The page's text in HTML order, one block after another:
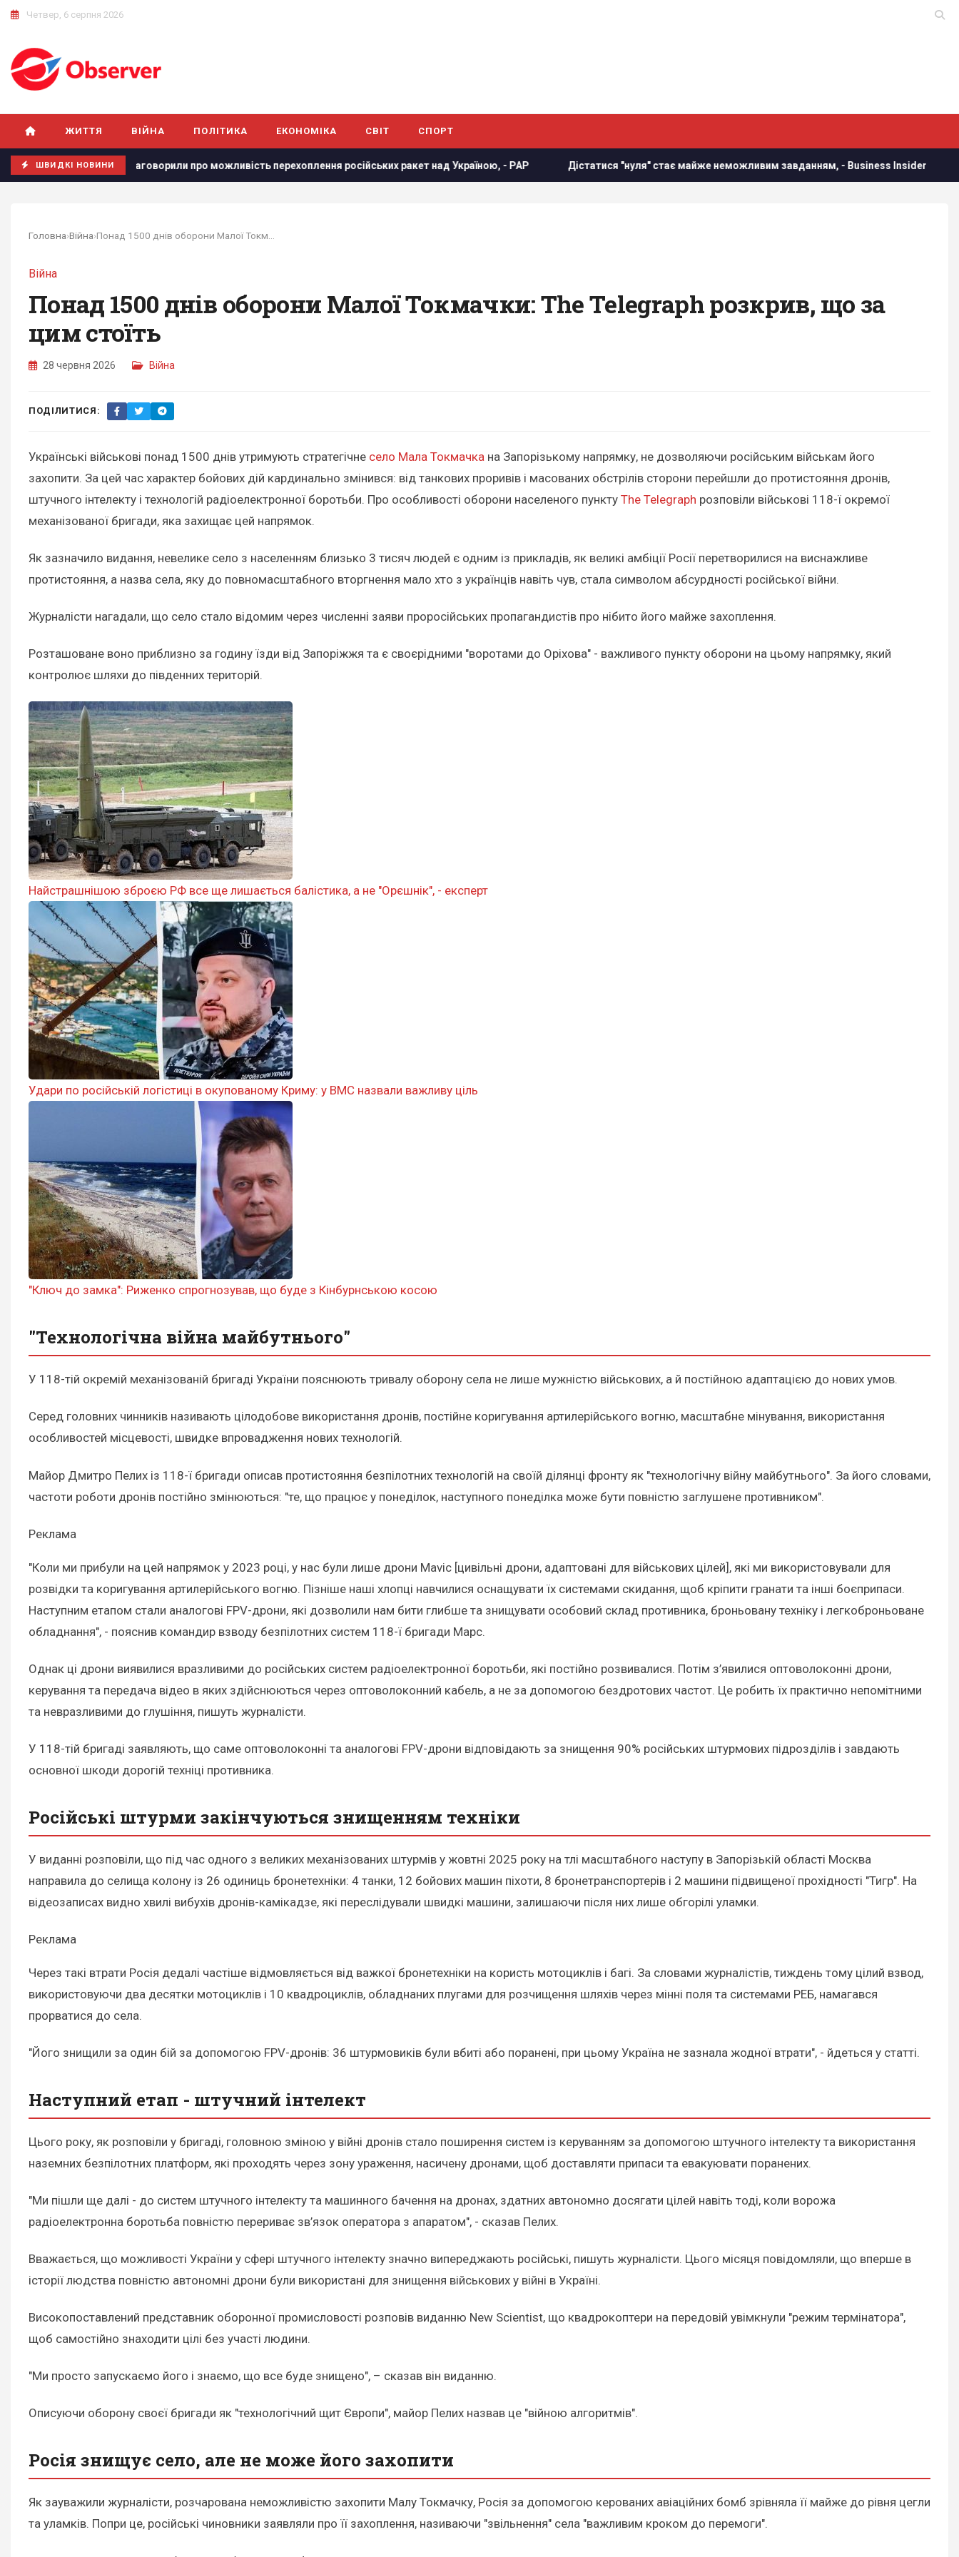
Четвер, 6 серпня 2026
ЖИТТЯ ВІЙНА ПОЛІТИКА ЕКОНОМІКА СВІТ СПОРТ
ШВИДКІ НОВИНИ
У Польщі заговорили про можливість перехоплення російських ракет над Україною, - PAP Дістатися "нуля" стає майже неможливим завданням, - Business Insider У Україні
Головна›Війна›
Війна
Понад 1500 днів оборони Малої Токмачки: The Telegraph розкрив, що за
цим стоїть
28 червня 2026 Війна
ПОДІЛИТИСЯ:
Українські військові понад 1500 днів утримують стратегічне село Мала Токмачка на Запорізькому напрямку, не дозволяючи російським військам його
захопити. За цей час характер бойових дій кардинально змінився: від танкових проривів і масованих обстрілів сторони перейшли до протистояння дронів,
штучного інтелекту і технологій радіоелектронної боротьби. Про особливості оборони населеного пункту The Telegraph розповіли військові 118-ї окремої
механізованої бригади, яка захищає цей напрямок.
Як зазначило видання, невелике село з населенням близько 3 тисяч людей є одним із прикладів, як великі амбіції Росії перетворилися на виснажливе
протистояння, а назва села, яку до повномасштабного вторгнення мало хто з українців навіть чув, стала символом абсурдності російської війни.
Журналісти нагадали, що село стало відомим через численні заяви проросійських пропагандистів про нібито його майже захоплення.
Розташоване воно приблизно за годину їзди від Запоріжжя та є своєрідними "воротами до Оріхова" - важливого пункту оборони на цьому напрямку, який
контролює шляхи до південних територій.
Найстрашнішою зброєю РФ все ще лишається балістика, а не "Орєшнік", - експерт
Удари по російській логістиці в окупованому Криму: у ВМС назвали важливу ціль
"Ключ до замка": Риженко спрогнозував, що буде з Кінбурнською косою
"Технологічна війна майбутнього"
У 118-тій окремій механізованій бригаді України пояснюють тривалу оборону села не лише мужністю військових, а й постійною адаптацією до нових умов.
Серед головних чинників називають цілодобове використання дронів, постійне коригування артилерійського вогню, масштабне мінування, використання
особливостей місцевості, швидке впровадження нових технологій.
Майор Дмитро Пелих із 118-ї бригади описав протистояння безпілотних технологій на своїй ділянці фронту як "технологічну війну майбутнього". За його словами,
частоти роботи дронів постійно змінюються: "те, що працює у понеділок, наступного понеділка може бути повністю заглушене противником".
Реклама
"Коли ми прибули на цей напрямок у 2023 році, у нас були лише дрони Mavic [цивільні дрони, адаптовані для військових цілей], які ми використовували для
розвідки та коригування артилерійського вогню. Пізніше наші хлопці навчилися оснащувати їх системами скидання, щоб кріпити гранати та інші боєприпаси.
Наступним етапом стали аналогові FPV-дрони, які дозволили нам бити глибше та знищувати особовий склад противника, броньовану техніку і легкоброньоване
обладнання", - пояснив командир взводу безпілотних систем 118-ї бригади Марс.
Однак ці дрони виявилися вразливими до російських систем радіоелектронної боротьби, які постійно розвивалися. Потім з’явилися оптоволоконні дрони,
керування та передача відео в яких здійснюються через оптоволоконний кабель, а не за допомогою бездротових частот. Це робить їх практично непомітними
та невразливими до глушіння, пишуть журналісти.
У 118-тій бригаді заявляють, що саме оптоволоконні та аналогові FPV-дрони відповідають за знищення 90% російських штурмових підрозділів і завдають
основної шкоди дорогій техніці противника.
Російські штурми закінчуються знищенням техніки
У виданні розповіли, що під час одного з великих механізованих штурмів у жовтні 2025 року на тлі масштабного наступу в Запорізькій області Москва
направила до селища колону із 26 одиниць бронетехніки: 4 танки, 12 бойових машин піхоти, 8 бронетранспортерів і 2 машини підвищеної прохідності "Тигр". На
відеозаписах видно хвилі вибухів дронів-камікадзе, які переслідували швидкі машини, залишаючи після них лише обгорілі уламки.
Реклама
Через такі втрати Росія дедалі частіше відмовляється від важкої бронетехніки на користь мотоциклів і багі. За словами журналістів, тиждень тому цілий взвод,
використовуючи два десятки мотоциклів і 10 квадроциклів, обладнаних плугами для розчищення шляхів через мінні поля та системами РЕБ, намагався
прорватися до села.
"Його знищили за один бій за допомогою FPV-дронів: 36 штурмовиків були вбиті або поранені, при цьому Україна не зазнала жодної втрати", - йдеться у статті.
Наступний етап - штучний інтелект
Цього року, як розповіли у бригаді, головною зміною у війні дронів стало поширення систем із керуванням за допомогою штучного інтелекту та використання
наземних безпілотних платформ, які проходять через зону ураження, насичену дронами, щоб доставляти припаси та евакуювати поранених.
"Ми пішли ще далі - до систем штучного інтелекту та машинного бачення на дронах, здатних автономно досягати цілей навіть тоді, коли ворожа
радіоелектронна боротьба повністю перериває зв’язок оператора з апаратом", - сказав Пелих.
Вважається, що можливості України у сфері штучного інтелекту значно випереджають російські, пишуть журналісти. Цього місяця повідомляли, що вперше в
історії людства повністю автономні дрони були використані для знищення військових у війні в Україні.
Високопоставлений представник оборонної промисловості розповів виданню New Scientist, що квадрокоптери на передовій увімкнули "режим термінатора",
щоб самостійно знаходити цілі без участі людини.
"Ми просто запускаємо його і знаємо, що все буде знищено", – сказав він виданню.
Описуючи оборону своєї бригади як "технологічний щит Європи", майор Пелих назвав це "війною алгоритмів".
Росія знищує село, але не може його захопити
Як зауважили журналісти, розчарована неможливістю захопити Малу Токмачку, Росія за допомогою керованих авіаційних бомб зрівняла її майже до рівня цегли
та уламків. Попри це, російські чиновники заявляли про її захоплення, називаючи "звільнення" села "важливим кроком до перемоги".